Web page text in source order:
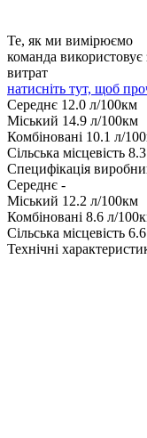
Те, як ми вимірюємо
команда
витрат
натисніть тут, щоб
Середнє 12.0 л/100км
Міський 14.9 л/100км
Комбіновані 10.1 л/
Сільська місцевість 8.3
Специфікація
Середнє -
Міський 12.2 л/100км
Комбіновані 8.6 л/
Сільська місцевість 6.6
Технічні